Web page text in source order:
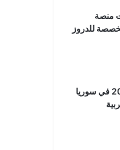
منصة
للدروز
نتائج البكالوريا 2026 في سوريا